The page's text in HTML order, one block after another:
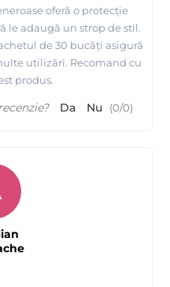
oferă o protecție
le adaugă un strop de stil.
de 30 bucăți asigură
utilizări. Recomand cu
produs.
Da Nu (0/0)